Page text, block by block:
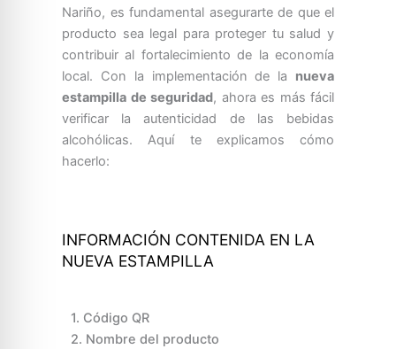
Nariño, es fundamental asegurarte de que el
producto sea legal para proteger tu salud y
contribuir al fortalecimiento de la economía
local. Con la implementación de la nueva
estampilla de seguridad, ahora es más fácil
verificar la autenticidad de las bebidas
alcohólicas. Aquí te explicamos cómo
hacerlo:
INFORMACIÓN CONTENIDA EN LA
NUEVA ESTAMPILLA
1. Código QR
2. Nombre del producto